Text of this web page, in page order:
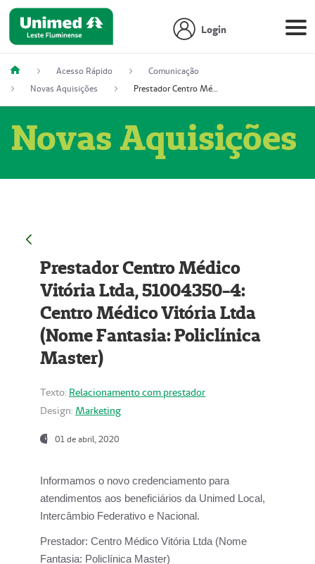
Login
Acesso Rápido
Comunicação
Novas Aquisições
Prestador Centro Médico Vitória Ltda, 51004350-4: Centro Médico Vitória Ltda (Nome Fantasia: Policlínica Master)
Novas Aquisições
Prestador Centro Médico
Vitória Ltda, 51004350-4:
Centro Médico Vitória Ltda
(Nome Fantasia: Policlínica
Master)
Texto: Relacionamento com prestador
Design: Marketing
01 de abril, 2020
Informamos o novo credenciamento para
atendimentos aos beneficiários da Unimed Local,
Intercâmbio Federativo e Nacional.
Prestador: Centro Médico Vitória Ltda (Nome
Fantasia: Policlínica Master)